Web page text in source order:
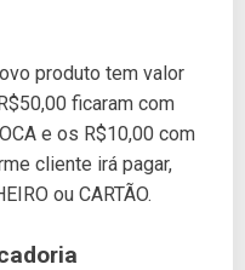
produto tem valor
ficaram com
e os R$10,00 com
cliente irá pagar,
ou CARTÃO.